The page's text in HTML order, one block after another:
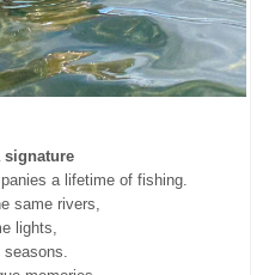
signature
a lifetime of fishing.
same rivers,
lights,